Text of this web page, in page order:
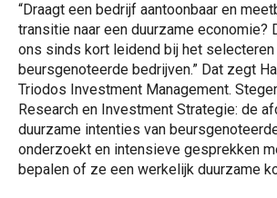
“Draagt een bedrijf aantoonbaar en
transitie naar een duurzame economie?
ons sinds kort leidend bij het selecteren
beursgenoteerde bedrijven.” Dat zegt
Triodos Investment Management.
Research en Investment Strategie: de
duurzame intenties van
onderzoekt en intensieve gesprekken
bepalen of ze een werkelijk duurzame